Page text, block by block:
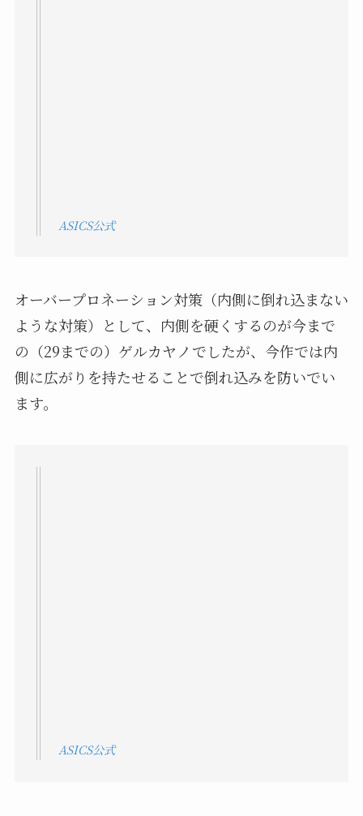
ASICS公式
オーバープロネーション対策（内側に倒れ込まない
ような対策）として、内側を硬くするのが今まで
の（29までの）ゲルカヤノでしたが、今作では内
側に広がりを持たせることで倒れ込みを防いでい
ます。
ASICS公式